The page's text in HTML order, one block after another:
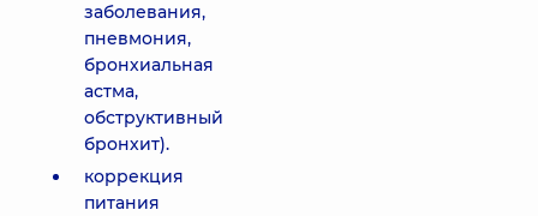
заболевания,
пневмония,
бронхиальная
астма,
обструктивный
бронхит).
коррекция
питания